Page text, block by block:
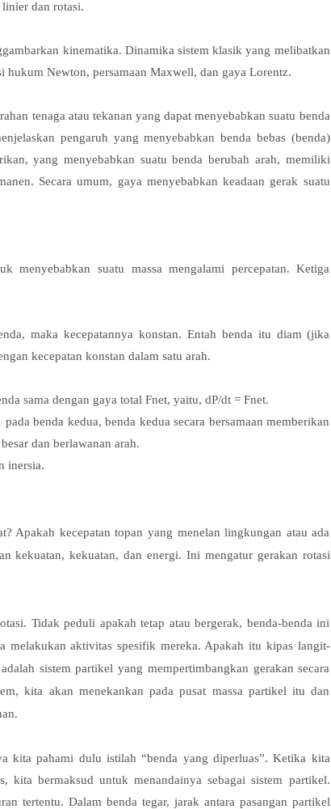
dan rotasi.
kinematika. Dinamika sistem klasik yang melibatkan
Newton, persamaan Maxwell, dan gaya Lorentz.
tenaga atau tekanan yang dapat menyebabkan suatu benda
pengaruh yang menyebabkan benda bebas (benda)
yang menyebabkan suatu benda berubah arah, memiliki
Secara umum, gaya menyebabkan keadaan gerak suatu
menyebabkan suatu massa mengalami percepatan. Ketiga
maka kecepatannya konstan. Entah benda itu diam (jika
kecepatan konstan dalam satu arah.
sama dengan gaya total Fnet, yaitu, dP/dt = Fnet.
benda kedua, benda kedua secara bersamaan memberikan
dan berlawanan arah.
inersia.
Apakah kecepatan topan yang menelan lingkungan atau ada
kekuatan, kekuatan, dan energi. Ini mengatur gerakan rotasi
Tidak peduli apakah tetap atau bergerak, benda-benda ini
melakukan aktivitas spesifik mereka. Apakah itu kipas langit-
sistem partikel yang mempertimbangkan gerakan secara
kita akan menekankan pada pusat massa partikel itu dan
kita pahami dulu istilah “benda yang diperluas”. Ketika kita
kita bermaksud untuk menandainya sebagai sistem partikel.
tertentu. Dalam benda tegar, jarak antara pasangan partikel